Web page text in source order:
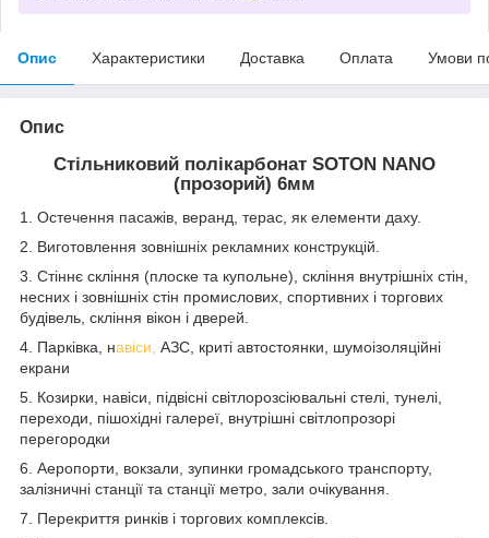
Опис Характеристики Доставка Оплата Умови
Опис
Стільниковий полікарбонат SOTON NANO
(прозорий) 6мм
1. Остечення пасажів, веранд, терас, як елементи даху.
2. Виготовлення зовнішніх рекламних конструкцій.
3. Стіннє скління (плоске та купольне), скління внутрішніх стін,
несних і зовнішніх стін промислових, спортивних і торгових
будівель, скління вікон і дверей.
4. Парківка, навіси, АЗС, криті автостоянки, шумоізоляційні
екрани
5. Козирки, навіси, підвісні світлорозсіювальні стелі, тунелі,
переходи, пішохідні галереї, внутрішні світлопрозорі
перегородки
6. Аеропорти, вокзали, зупинки громадського транспорту,
залізничні станції та станції метро, зали очікування.
7. Перекриття ринків і торгових комплексів.